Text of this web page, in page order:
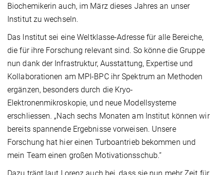
Biochemikerin auch, im März dieses Jahres an unser
Institut zu wechseln.
Das Institut sei eine Weltklasse-Adresse für alle Bereiche,
die für ihre Forschung relevant sind. So könne die Gruppe
nun dank der Infrastruktur, Ausstattung, Expertise und
Kolla­borationen am MPI-BPC ihr Spektrum an Methoden
ergänzen, besonders durch die Kryo-
Elektronenmikroskopie, und neue Modellsysteme
erschliessen. „Nach sechs Monaten am Institut können wir
bereits spannende Ergebnisse vorweisen. Unsere
Forschung hat hier einen Turboantrieb bekommen und
mein Team einen großen Motivationsschub.“